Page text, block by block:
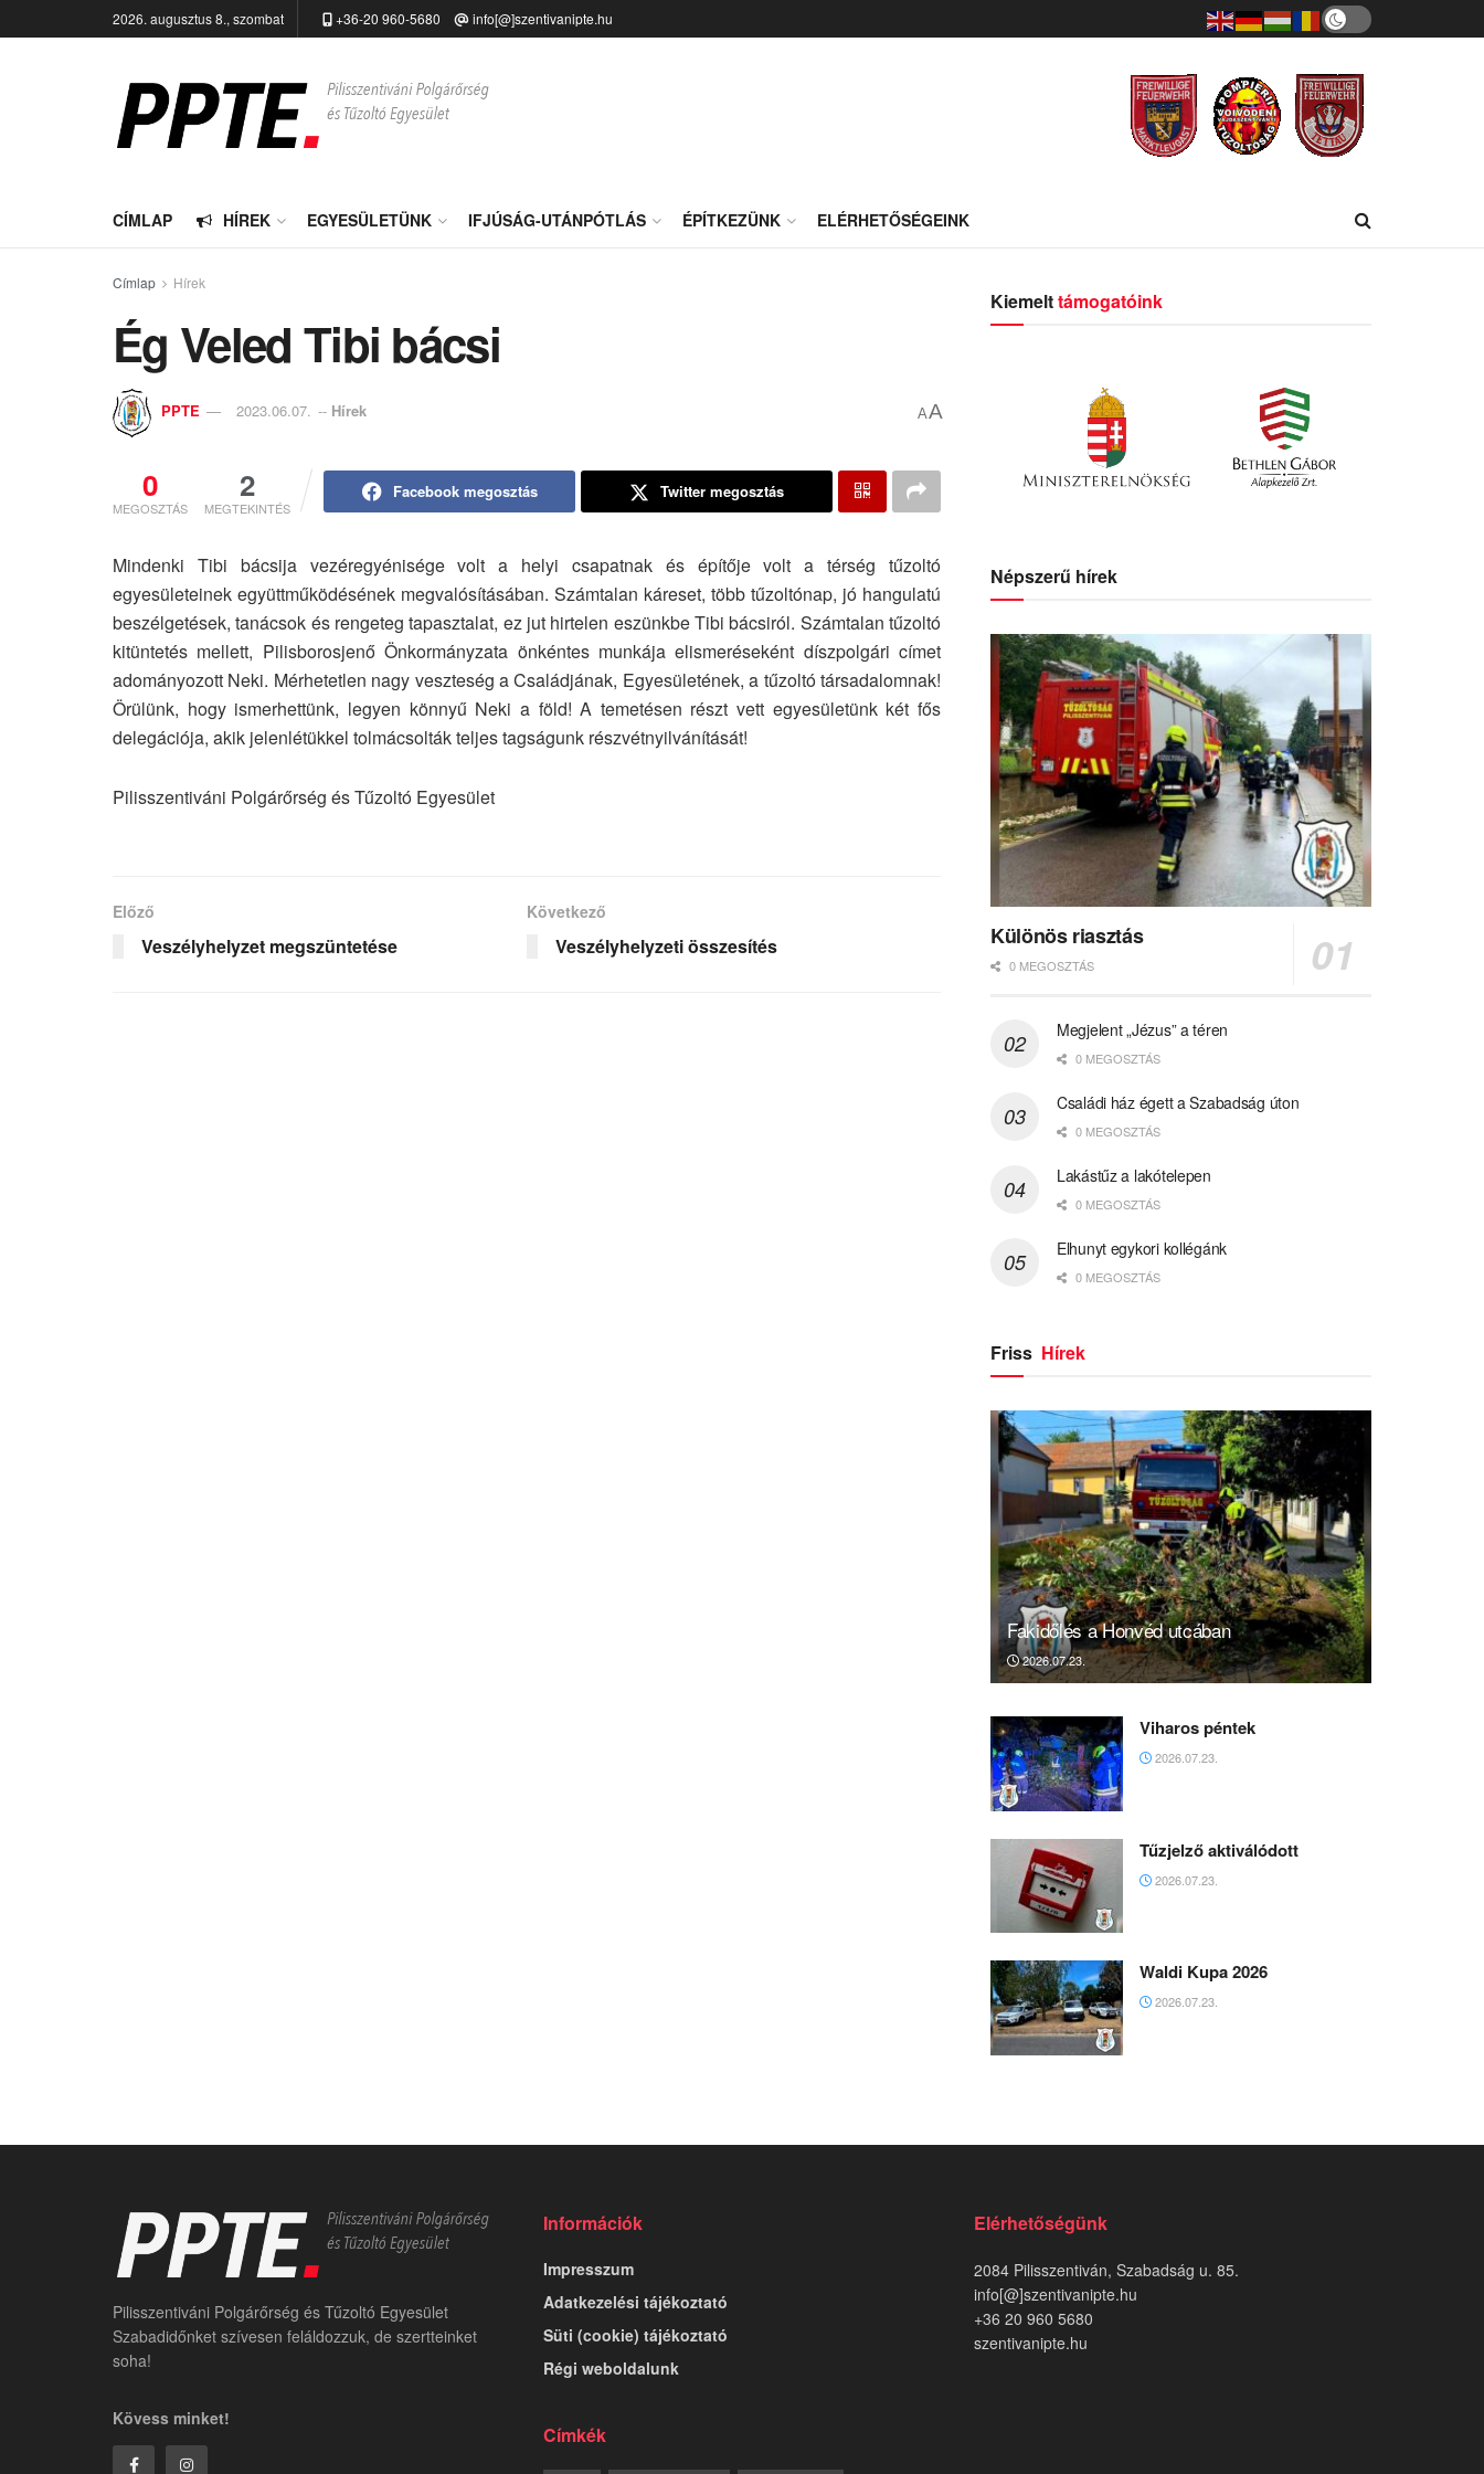
2026. augusztus 8., szombat +36-20 960-5680 info[@]szentivanipte.hu
CÍMLAP HÍREK EGYESÜLETÜNK IFJÚSÁG-UTÁNPÓTLÁS ÉPÍTKEZÜNK ELÉRHETŐSÉGEINK
Címlap Hírek
Ég Veled Tibi bácsi
PPTE 2023.06.07. -- Hírek AA
0
MEGOSZTÁS
2
MEGTEKINTÉS
Facebook megosztás Twitter megosztás
Mindenki Tibi bácsija vezéregyénisége volt a helyi csapatnak és építője volt a térség tűzoltó
egyesületeinek együttműködésének megvalósításában. Számtalan káreset, több tűzoltónap, jó hangulatú
beszélgetések, tanácsok és rengeteg tapasztalat, ez jut hirtelen eszünkbe Tibi bácsiról. Számtalan tűzoltó
kitüntetés mellett, Pilisborosjenő Önkormányzata önkéntes munkája elismeréseként díszpolgári címet
adományozott Neki. Mérhetetlen nagy veszteség a Családjának, Egyesületének, a tűzoltó társadalomnak!
Örülünk, hogy ismerhettünk, legyen könnyű Neki a föld! A temetésen részt vett egyesületünk két fős
delegációja, akik jelenlétükkel tolmácsolták teljes tagságunk részvétnyilvánítását!
Pilisszentiváni Polgárőrség és Tűzoltó Egyesület
Előző
Veszélyhelyzet megszüntetése
Következő
Veszélyhelyzeti összesítés
Kiemelttámogatóink
Népszerű hírek
Különös riasztás
0 MEGOSZTÁS
Megjelent „Jézus” a téren
0 MEGOSZTÁS
Családi ház égett a Szabadság úton
0 MEGOSZTÁS
Lakástűz a lakótelepen
0 MEGOSZTÁS
Elhunyt egykori kollégánk
0 MEGOSZTÁS
Friss Hírek
Fakidőlés a Honvéd utcában
2026.07.23.
Viharos péntek
2026.07.23.
Tűzjelző aktiválódott
2026.07.23.
Waldi Kupa 2026
2026.07.23.
Pilisszentiváni Polgárőrség és Tűzoltó Egyesület
Szabadidőnket szívesen feláldozzuk, de szertteinket
soha!
Kövess minket!
Információk
Impresszum
Adatkezelési tájékoztató
Süti (cookie) tájékoztató
Régi weboldalunk
Címkék
Elérhetőségünk
2084 Pilisszentiván, Szabadság u. 85.
info[@]szentivanipte.hu
+36 20 960 5680
szentivanipte.hu